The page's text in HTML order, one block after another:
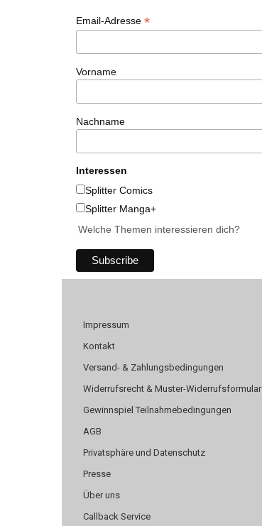
Email-Adresse *
Vorname
Nachname
Interessen
Splitter Comics
Splitter Manga+
Welche Themen interessieren dich?
Impressum
Kontakt
Versand- & Zahlungsbedingungen
Widerrufsrecht & Muster-Widerrufsformular
Gewinnspiel Teilnahmebedingungen
AGB
Privatsphäre und Datenschutz
Presse
Über uns
Callback Service